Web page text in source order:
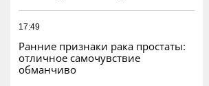
17:49
Ранние признаки рака простаты:
отличное самочувствие
обманчиво